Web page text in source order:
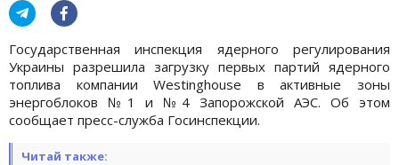
Государственная инспекция ядерного регулирования
Украины разрешила загрузку первых партий ядерного
топлива компании Westinghouse в активные зоны
энергоблоков №1 и №4 Запорожской АЭС. Об этом
сообщает пресс-служба Госинспекции.
Читай также: